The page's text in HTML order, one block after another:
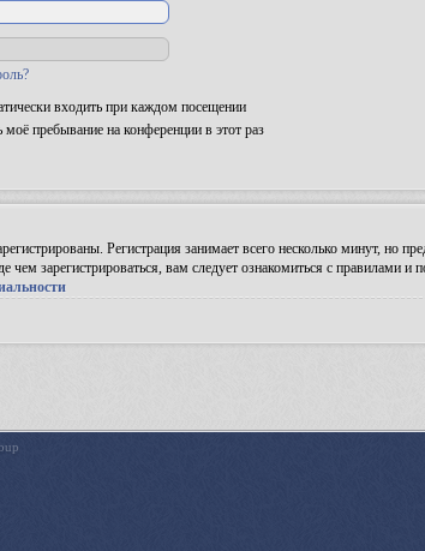
входить при каждом посещении
пребывание на конференции в этот раз
Регистрация занимает всего несколько минут, но
чем зарегистрироваться, вам следует ознакомиться с